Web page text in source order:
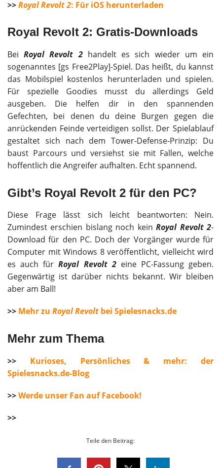
>>Royal Revolt 2: Für iOS herunterladen
Royal Revolt 2: Gratis-Downloads
BeiRoyal Revolt 2handelt es sich wieder um ein
sogenanntes [gs Free2Play]-Spiel. Das heißt, du kannst
das Mobilspiel kostenlos herunterladen und spielen.
Für spezielle Goodies musst du allerdings Geld
ausgeben. Die helfen dir in den spannenden
Gefechten, bei denen du deine Burgen gegen die
anrückenden Feinde verteidigen sollst. Der Spielablauf
gestaltet sich nach dem Tower-Defense-Prinzip: Du
baust Parcours und versiehst sie mit Fallen, welche
hoffentlich die Angreifer aufhalten. Echt spannend.
Gibt’s Royal Revolt 2 für den PC?
Diese Frage lässt sich leicht beantworten: Nein.
Zumindest erschien bislang noch keinRoyal Revolt 2-
Download für den PC. Doch der Vorgänger wurde für
Computer mit Windows 8 veröffentlicht, vielleicht wird
es auch fürRoyal Revolt 2eine PC-Fassung geben.
Gegenwärtig ist darüber nichts bekannt. Wir bleiben
aber am Ball!
>> Mehr zu Royal Revolt bei Spielesnacks.de
Mehr zum Thema
>> Kurioses, Persönliches & mehr: der
Spielesnacks.de-Blog
>>Werde unser Fan auf Facebook!
>>
Teile den Beitrag: